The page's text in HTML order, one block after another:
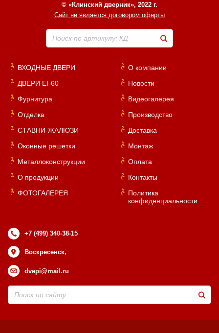
© «Клинский дверник», 2022 г.
Сайт не является договором оферты
Поиск по артикулу: КД-
ВХОДНЫЕ ДВЕРИ
ДВЕРИ EI-60
Фурнитура
Отделка
СТАВНИ-ЖАЛЮЗИ
Оконные решетки
Металлоконструкции
О продукции
ФОТОГАЛЕРЕЯ
О компании
Новости
Видеогалерея
Производство
Доставка
Монтаж
Оплата
Контакты
Политика
конфиденциальности
+7 (499) 340-38-15
Воскресенск,
dvepi@mail.ru